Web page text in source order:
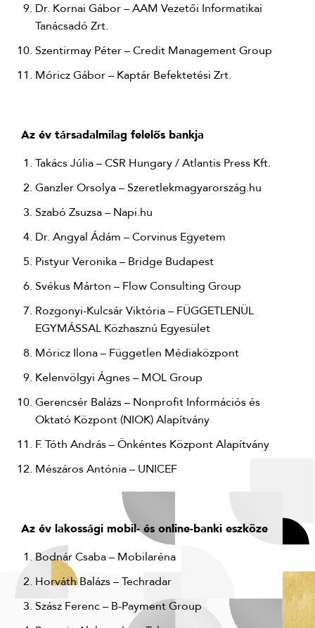
Dr. Kornai Gábor – AAM Vezetői Informatikai
Tanácsadó Zrt.
Szentirmay Péter – Credit Management Group
Móricz Gábor – Kaptár Befektetési Zrt.
Az év társadalmilag felelős bankja
Takács Júlia – CSR Hungary / Atlantis Press Kft.
Ganzler Orsolya – Szeretlekmagyarország.hu
Szabó Zsuzsa – Napi.hu
Dr. Angyal Ádám – Corvinus Egyetem
Pistyur Veronika – Bridge Budapest
Svékus Márton – Flow Consulting Group
Rozgonyi-Kulcsár Viktória – FÜGGETLENÜL
EGYMÁSSAL Közhasznú Egyesület
Móricz Ilona – Független Médiaközpont
Kelenvölgyi Ágnes – MOL Group
Gerencsér Balázs – Nonprofit Információs és
Oktató Központ (NIOK) Alapítvány
F. Tóth András – Önkéntes Központ Alapítvány
Mészáros Antónia – UNICEF
Az év lakossági mobil- és online-banki eszköze
Bodnár Csaba – Mobilaréna
Horváth Balázs – Techradar
Szász Ferenc – B-Payment Group